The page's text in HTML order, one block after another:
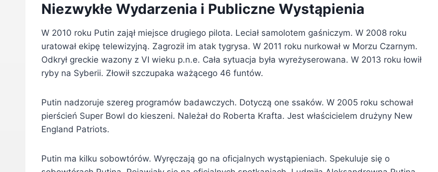
Niezwykłe Wydarzenia i Publiczne Wystąpienia
W 2010 roku Putin zajął miejsce drugiego pilota. Leciał samolotem gaśniczym. W 2008 roku
uratował ekipę telewizyjną. Zagroził im atak tygrysa. W 2011 roku nurkował w Morzu Czarnym.
Odkrył greckie wazony z VI wieku p.n.e. Cała sytuacja była wyreżyserowana. W 2013 roku łowił
ryby na Syberii. Złowił szczupaka ważącego 46 funtów.
Putin nadzoruje szereg programów badawczych. Dotyczą one ssaków. W 2005 roku schował
pierścień Super Bowl do kieszeni. Należał do Roberta Krafta. Jest właścicielem drużyny New
England Patriots.
Putin ma kilku sobowtórów. Wyręczają go na oficjalnych wystąpieniach. Spekuluje się o